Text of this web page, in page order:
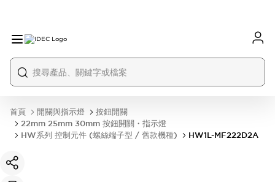
首頁 開關與指示燈
按鈕開關
22mm 25mm 30mm 按鈕開關・指示燈
HW系列 控制元件 (螺絲端子型 / 舊款機種)
HW1L-MF222D2A